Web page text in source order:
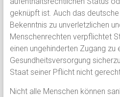
geknüpft ist. Auch das
Bekenntnis zu unverletzlichen
Menschenrechten verpflichtet
einen ungehinderten Zugang
Gesundheitsversorgung
Staat seiner Pflicht nicht
Nicht alle Menschen können